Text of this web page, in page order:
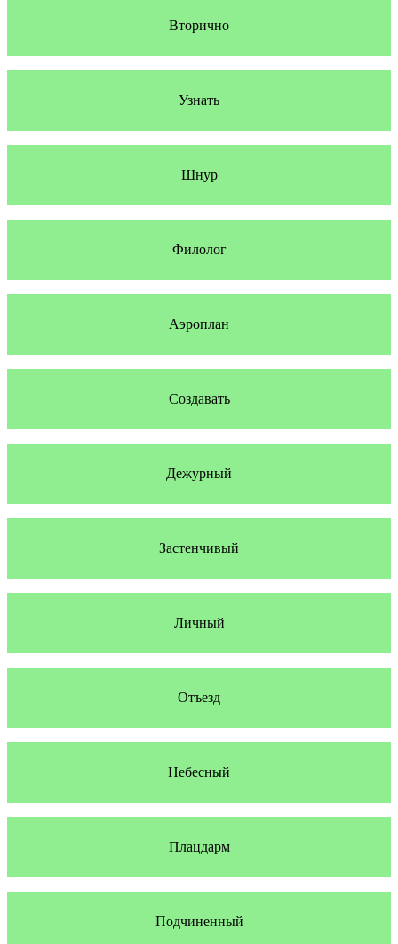
Вторично
Узнать
Шнур
Филолог
Аэроплан
Создавать
Дежурный
Застенчивый
Личный
Отъезд
Небесный
Плацдарм
Подчиненный